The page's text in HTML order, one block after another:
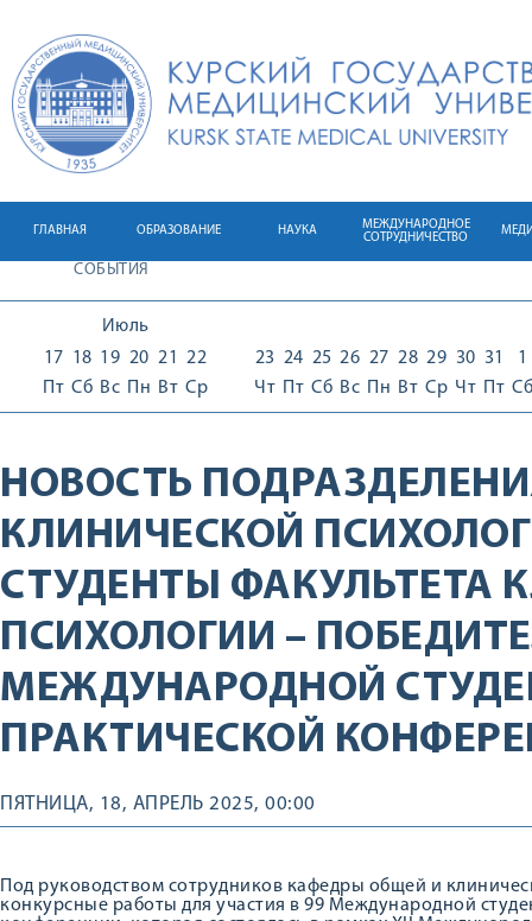
ГЛАВНАЯ ОБРАЗОВАНИЕ НАУКА
МЕЖДУНАРОДНОЕ
СОТРУДНИЧЕСТВО
СОБЫТИЯ
Июль
17
Пт
18
Сб
19
Вс
20
Пн
21
Вт
22
Ср
23
Чт
24
Пт
25
Сб
26
Вс
27
Пн
28
Вт
29
Ср
30
Чт
31
Пт
1
Сб
НОВОСТЬ
КЛИНИЧЕСКОЙ
СТУДЕНТЫ ФАКУЛЬТЕТА
ПСИХОЛОГИИ –
МЕЖДУНАРОДНОЙ
ПРАКТИЧЕСКОЙ
ПЯТНИЦА, 18, АПРЕЛЬ 2025, 00:00
Под руководством сотрудников кафедры общей и
конкурсные работы для участия в 99 Международной